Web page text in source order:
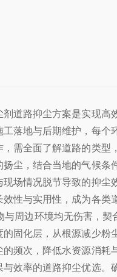
道路抑尘方案是实现
落地与后期维护，每
需全面了解道路的类
尘，结合当地的气候
场情况脱节导致的抑
性与实用性，成为各
周边环境均无伤害，
固化层，从根源减少
频次，降低水资源消
效率的道路抑尘优选